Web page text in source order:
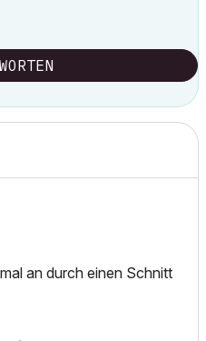
an durch einen Schnitt